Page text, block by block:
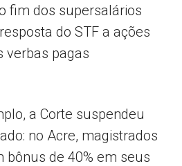
fim dos supersalários
do STF a ações
verbas pagas
a Corte suspendeu
no Acre, magistrados
bônus de 40% em seus